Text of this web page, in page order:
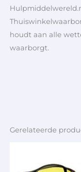
houdt aan alle
waarborgt.
Gerelateerde